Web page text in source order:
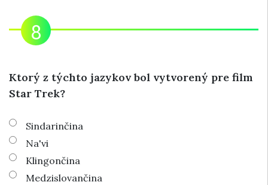
Ktorý z týchto jazykov bol vytvorený pre film
Star Trek?
Sindarinčina
Na'vi
Klingončina
Medzislovančina